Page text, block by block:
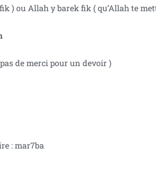
) ou Allah y barek fik ( qu’Allah te
de merci pour un devoir )
: mar7ba